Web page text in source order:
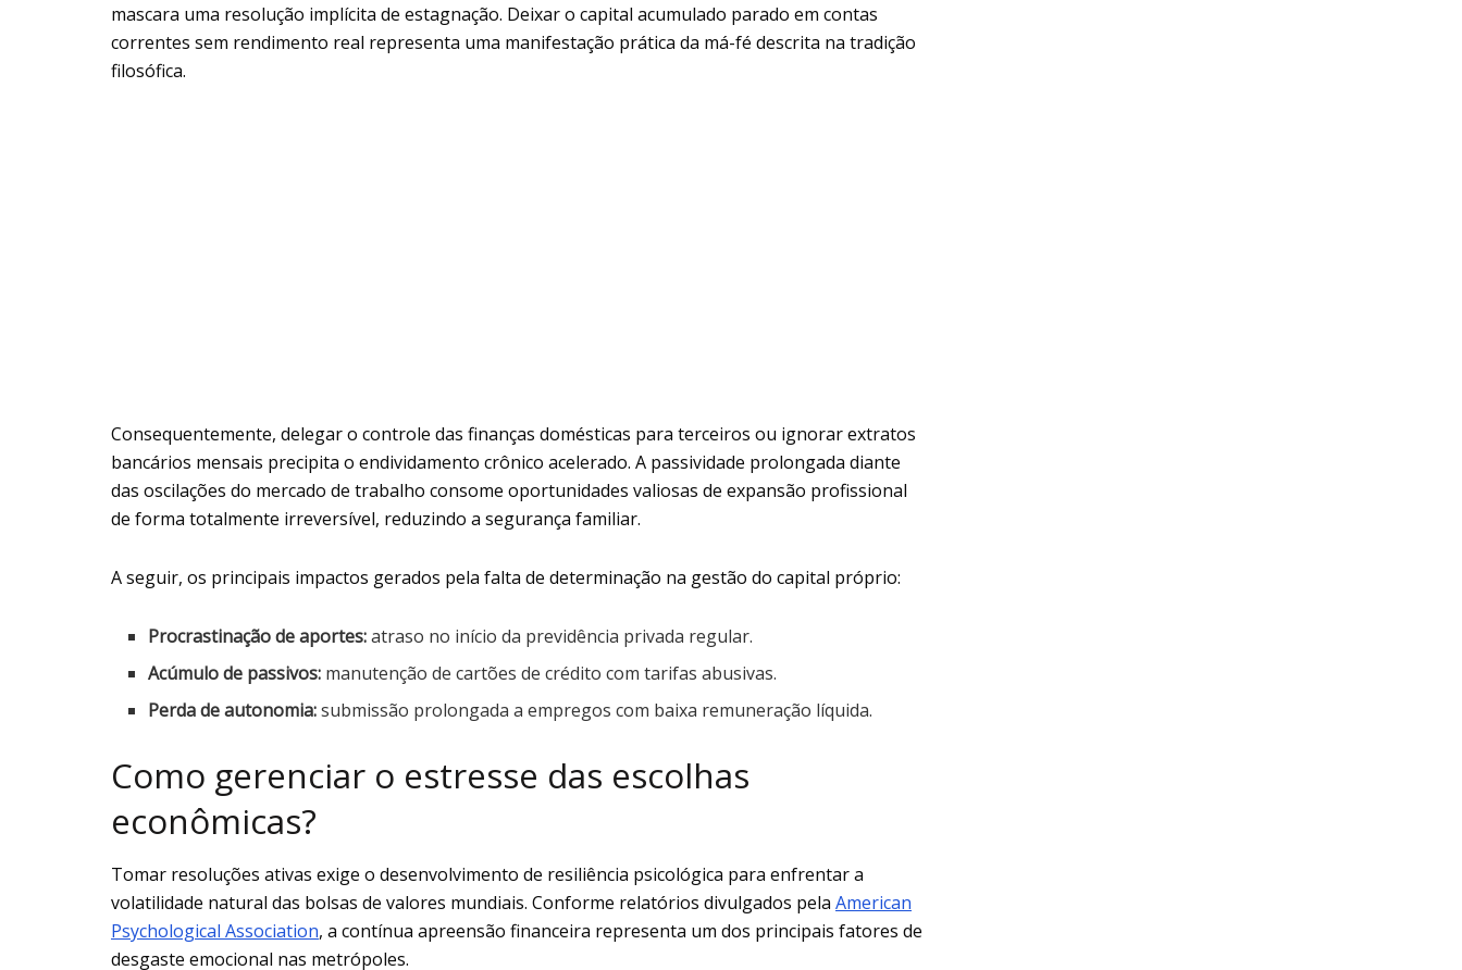
mascara uma resolução implícita de estagnação. Deixar o capital acumulado parado em contas
correntes sem rendimento real representa uma manifestação prática da má-fé descrita na tradição
filosófica.
Consequentemente, delegar o controle das finanças domésticas para terceiros ou ignorar extratos
bancários mensais precipita o endividamento crônico acelerado. A passividade prolongada diante
das oscilações do mercado de trabalho consome oportunidades valiosas de expansão profissional
de forma totalmente irreversível, reduzindo a segurança familiar.
A seguir, os principais impactos gerados pela falta de determinação na gestão do capital próprio:
Procrastinação de aportes:atraso no início da previdência privada regular.
Acúmulo de passivos: manutenção de cartões de crédito com tarifas abusivas.
Perda de autonomia:submissão prolongada a empregos com baixa remuneração líquida.
Como gerenciar o estresse das escolhas
econômicas?
Tomar resoluções ativas exige o desenvolvimento de resiliência psicológica para enfrentar a
volatilidade natural das bolsas de valores mundiais. Conforme relatórios divulgados pela American
Psychological Association, a contínua apreensão financeira representa um dos principais fatores de
desgaste emocional nas metrópoles.